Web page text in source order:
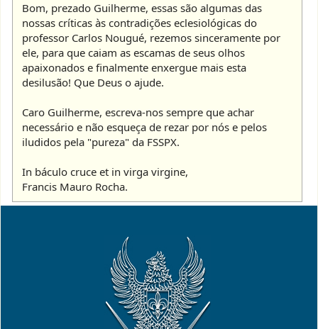
Bom, prezado Guilherme, essas são algumas das
nossas críticas às contradições eclesiológicas do
professor Carlos Nougué, rezemos sinceramente por
ele, para que caiam as escamas de seus olhos
apaixonados e finalmente enxergue mais esta
desilusão! Que Deus o ajude.
Caro Guilherme, escreva-nos sempre que achar
necessário e não esqueça de rezar por nós e pelos
iludidos pela "pureza" da FSSPX.
In báculo cruce et in virga virgine,
Francis Mauro Rocha.